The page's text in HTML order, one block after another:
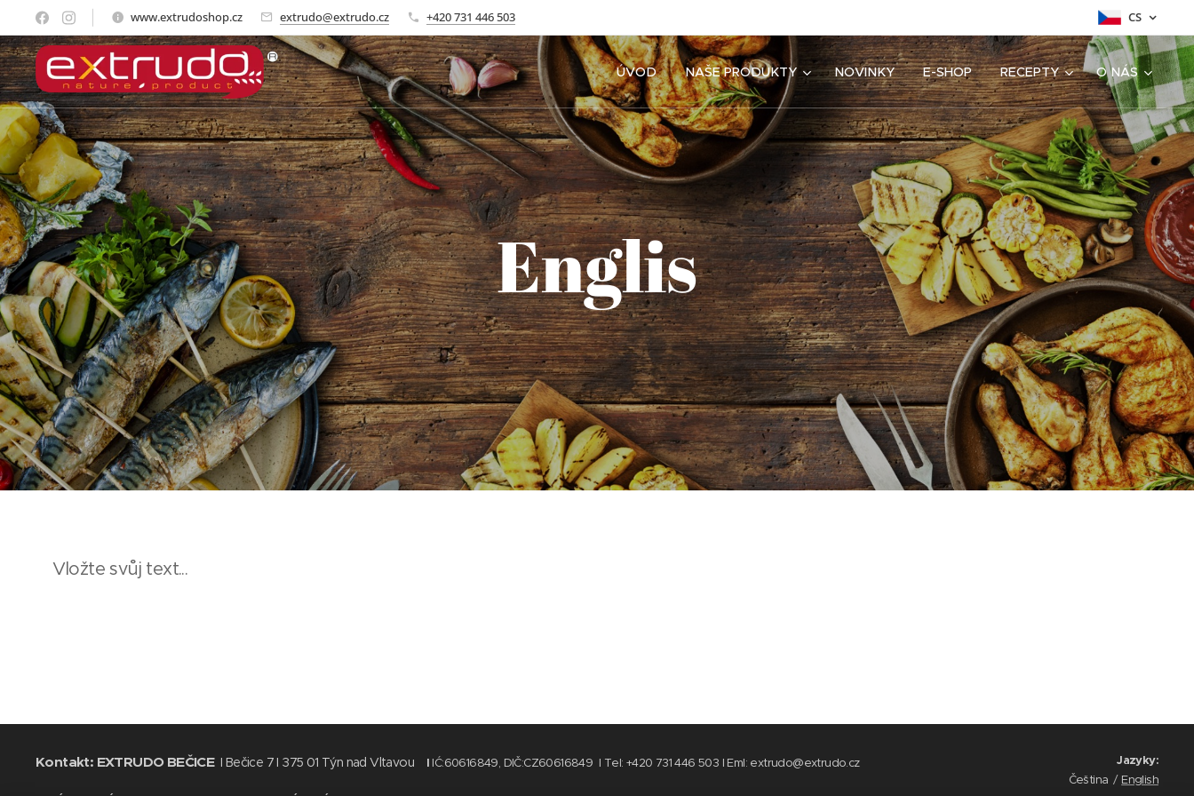
www.extrudoshop.cz extrudo@extrudo.cz +420 731 446 503 CS
ÚVOD NAŠE PRODUKTY NOVINKY E-SHOP RECEPTY O NÁS
Englis
Vložte svůj text...
Kontakt: EXTRUDO BEČICEI Bečice 7 I 375 01 Týn nad Vltavou I IĆ:60616849, DIČ:CZ60616849 I Tel: +420 731 446 503 I Eml: extrudo@extrudo.cz
Jazyky
Čeština
English